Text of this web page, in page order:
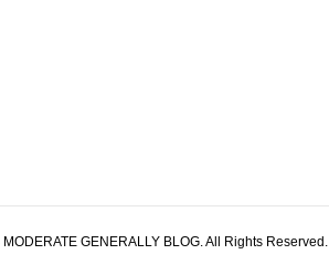
GENERALLY BLOG. All Rights Reserved.